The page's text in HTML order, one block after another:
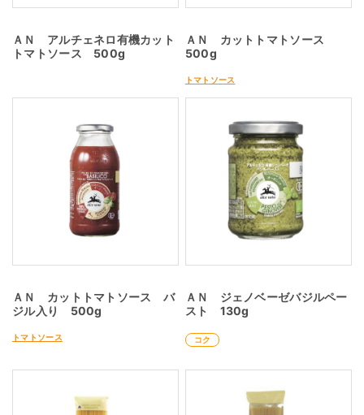
ＡＮ アルチェネロ有機カット
トマトソース 500g
ＡＮ カットトマトソース
500g
トマトソース
ＡＮ カットトマトソース バ
ジル入り 500g
トマトソース
ＡＮ ジェノベーゼバジルペー
スト 130g
コク